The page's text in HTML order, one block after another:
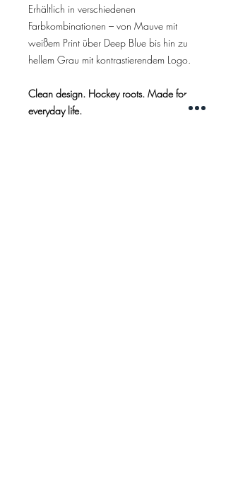
Erhältlich in verschiedenen
Farbkombinationen – von Mauve mit
weißem Print über Deep Blue bis hin zu
hellem Grau mit kontrastierendem Logo.
Clean design. Hockey roots. Made for
everyday life.